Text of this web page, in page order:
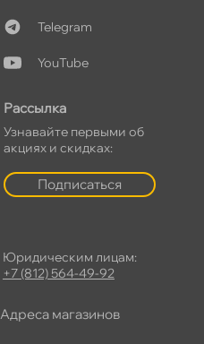
Telegram
YouTube
Рассылка
Узнавайте первыми о
акциях и скидках:
Подписаться
Юридическим лицам:
+7 (812) 564-49-92
Адреса магазино